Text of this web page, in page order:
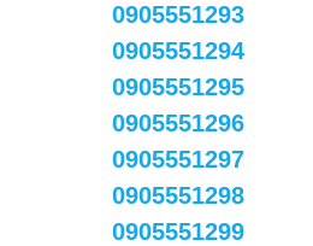
0905551293
0905551294
0905551295
0905551296
0905551297
0905551298
0905551299